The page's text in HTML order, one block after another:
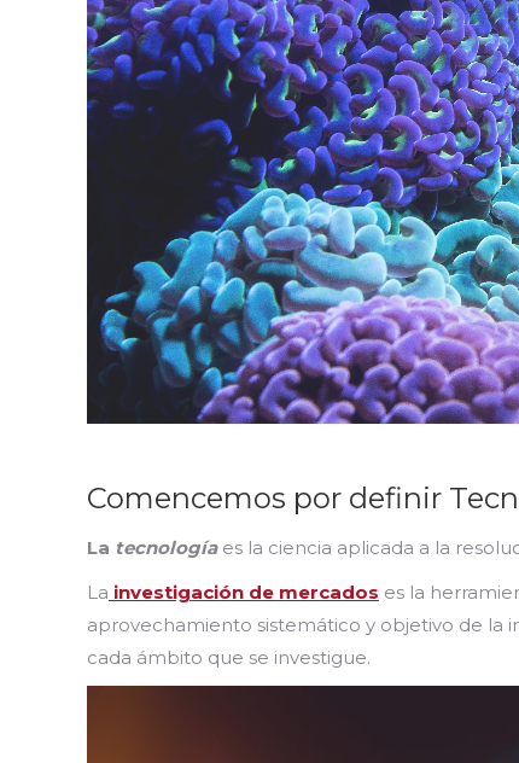
Comencemos por definir
La tecnologíaes la ciencia aplicada a la
La investigación de mercados es la
aprovechamiento sistemático y objetivo de la
cada ámbito que se investigue.